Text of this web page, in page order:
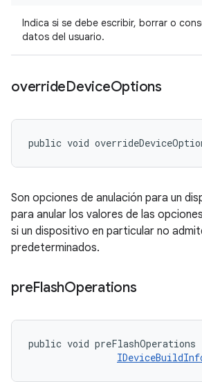
Indica si se debe escribir, borrar o
datos del usuario.
overrideDeviceOptions
public void
Son opciones de anulación para un
para anular los valores de las
si un dispositivo en particular no
predeterminados.
preFlashOperations
public void preFlashOperations